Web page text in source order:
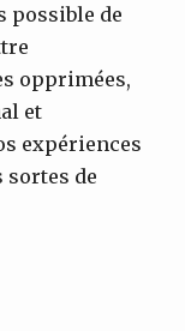
possible de
opprimées,
et
expériences
sortes de